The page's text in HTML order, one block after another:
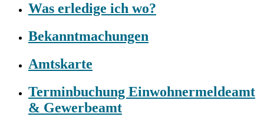
Was erledige ich wo?
Bekanntmachungen
Amtskarte
Terminbuchung Einwohnermeldeamt
& Gewerbeamt